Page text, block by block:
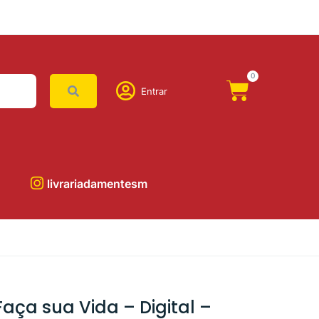
Entrar
0
livrariadamentesm
sua Vida – Digital –